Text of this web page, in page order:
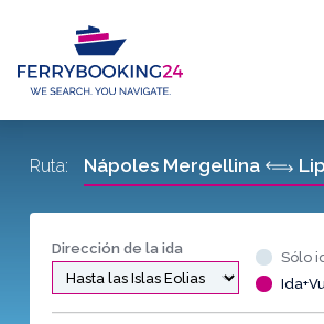
Dirección de la ida
Sólo
Ruta: Nápoles Mergellina